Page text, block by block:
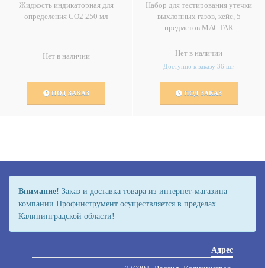
Жидкость индикаторная для
определения CO2 250 мл
Нет в наличии
ПОД ЗАКАЗ
Набор для тестирования утечки
выхлопных газов, кейс, 5
предметов МАСТАК
Нет в наличии
Доступно к заказу 36 шт.
ПОД ЗАКАЗ
Внимание! Заказ и доставка товара из интернет-магазина
компании Профинструмент осуществляется в пределах
Калининградской области!
Адрес